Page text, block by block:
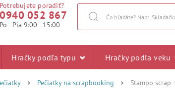
Potrebujete poradiť?
0940 052 867
Po - Pia 9:00 - 15:00
Hračky podľa typu Hračky podľa veku
Pečiatky na scrapbooking Stampo scrap